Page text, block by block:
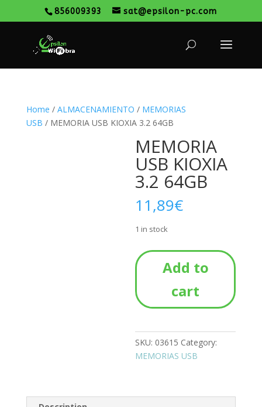
856009393 sat@epsilon-pc.com
Home / ALMACENAMIENTO / MEMORIAS
USB / MEMORIA USB KIOXIA 3.2 64GB
MEMORIA
USB KIOXIA
3.2 64GB
11,89€
1 in stock
MEMORIA
USB
3.2
64GB
Add to
cart
SKU: 03615 Category:
MEMORIAS USB